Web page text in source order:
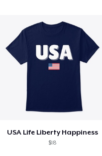
USA Life Liberty Happiness
$18